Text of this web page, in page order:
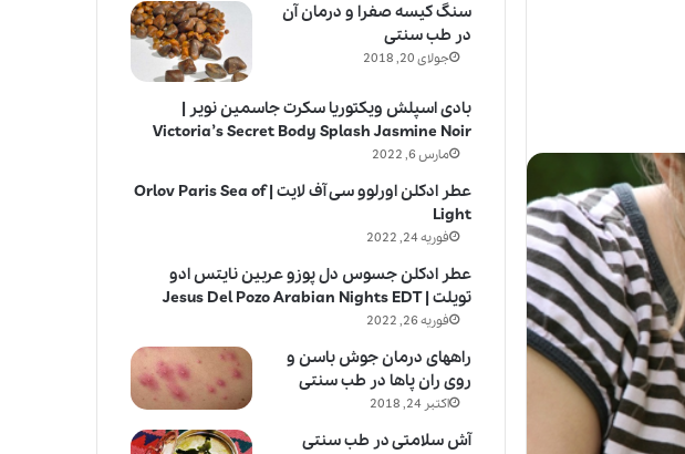
سنگ کیسه صفرا و درمان آن
در طب سنتی
جولای 20, 2018
بادی اسپلش ویکتوریا سکرت جاسمین نویر |
Victoria’s Secret Body Splash Jasmine Noir
مارس 6, 2022
عطر ادکلن اورلوو سی آف لایت | Orlov Paris Sea of
Light
فوریه 24, 2022
عطر ادکلن جسوس دل پوزو عربین نایتس ادو
تویلت | Jesus Del Pozo Arabian Nights EDT
فوریه 26, 2022
راههای درمان جوش باسن و
روی ران پاها در طب سنتی
اکتبر 24, 2018
آش سلامتی در طب سنتی